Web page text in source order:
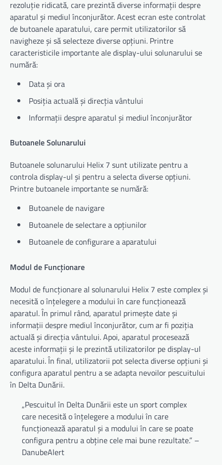
rezoluție ridicată, care prezintă diverse informații despre
aparatul și mediul înconjurător. Acest ecran este controlat
de butoanele aparatului, care permit utilizatorilor să
navigheze și să selecteze diverse opțiuni. Printre
caracteristicile importante ale display-ului solunarului se
numără:
Data și ora
Posiția actuală și direcția vântului
Informații despre aparatul și mediul înconjurător
Butoanele Solunarului
Butoanele solunarului Helix 7 sunt utilizate pentru a
controla display-ul și pentru a selecta diverse opțiuni.
Printre butoanele importante se numără:
Butoanele de navigare
Butoanele de selectare a opțiunilor
Butoanele de configurare a aparatului
Modul de Funcționare
Modul de funcționare al solunarului Helix 7 este complex și
necesită o înțelegere a modului în care funcționează
aparatul. În primul rând, aparatul primește date și
informații despre mediul înconjurător, cum ar fi poziția
actuală și direcția vântului. Apoi, aparatul procesează
aceste informații și le prezintă utilizatorilor pe display-ul
aparatului. În final, utilizatorii pot selecta diverse opțiuni și
configura aparatul pentru a se adapta nevoilor pescuitului
în Delta Dunării.
„Pescuitul în Delta Dunării este un sport complex
care necesită o înțelegere a modului în care
funcționează aparatul și a modului în care se poate
configura pentru a obține cele mai bune rezultate.” –
DanubeAlert